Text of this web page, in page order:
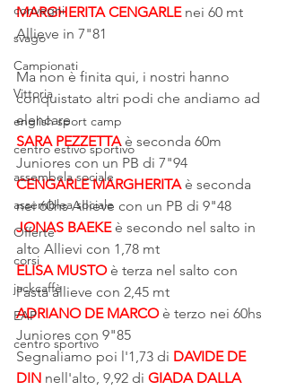
convegni
svago
Campionati
Vittoria
english sport camp
centro estivo sportivo
assembela sociale
assemblea sociale
Offerte
corsi
jackcaffè
EAP
centro sportivo
MARGHERITA CENGARLE nei 60 mt
Allieve in 7"81
Ma non è finita qui, i nostri hanno
conquistato altri podi che andiamo ad
elencare
SARA PEZZETTA è seconda 60m
Juniores con un PB di 7"94
CENGARLE MARGHERITA è seconda
nei 60hs Allieve con un PB di 9"48
JONAS BAEKE è secondo nel salto in
alto Allievi con 1,78 mt
ELISA MUSTO è terza nel salto con
l'asta allieve con 2,45 mt
ADRIANO DE MARCO è terzo nei 60hs
Juniores con 9"85
Segnaliamo poi l'1,73 di DAVIDE DE
DIN nell'alto, 9,92 di GIADA DALLA